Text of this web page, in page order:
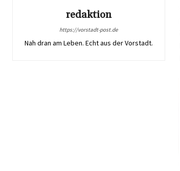
redaktion
https://vorstadt-post.de
Nah dran am Leben. Echt aus der Vorstadt.